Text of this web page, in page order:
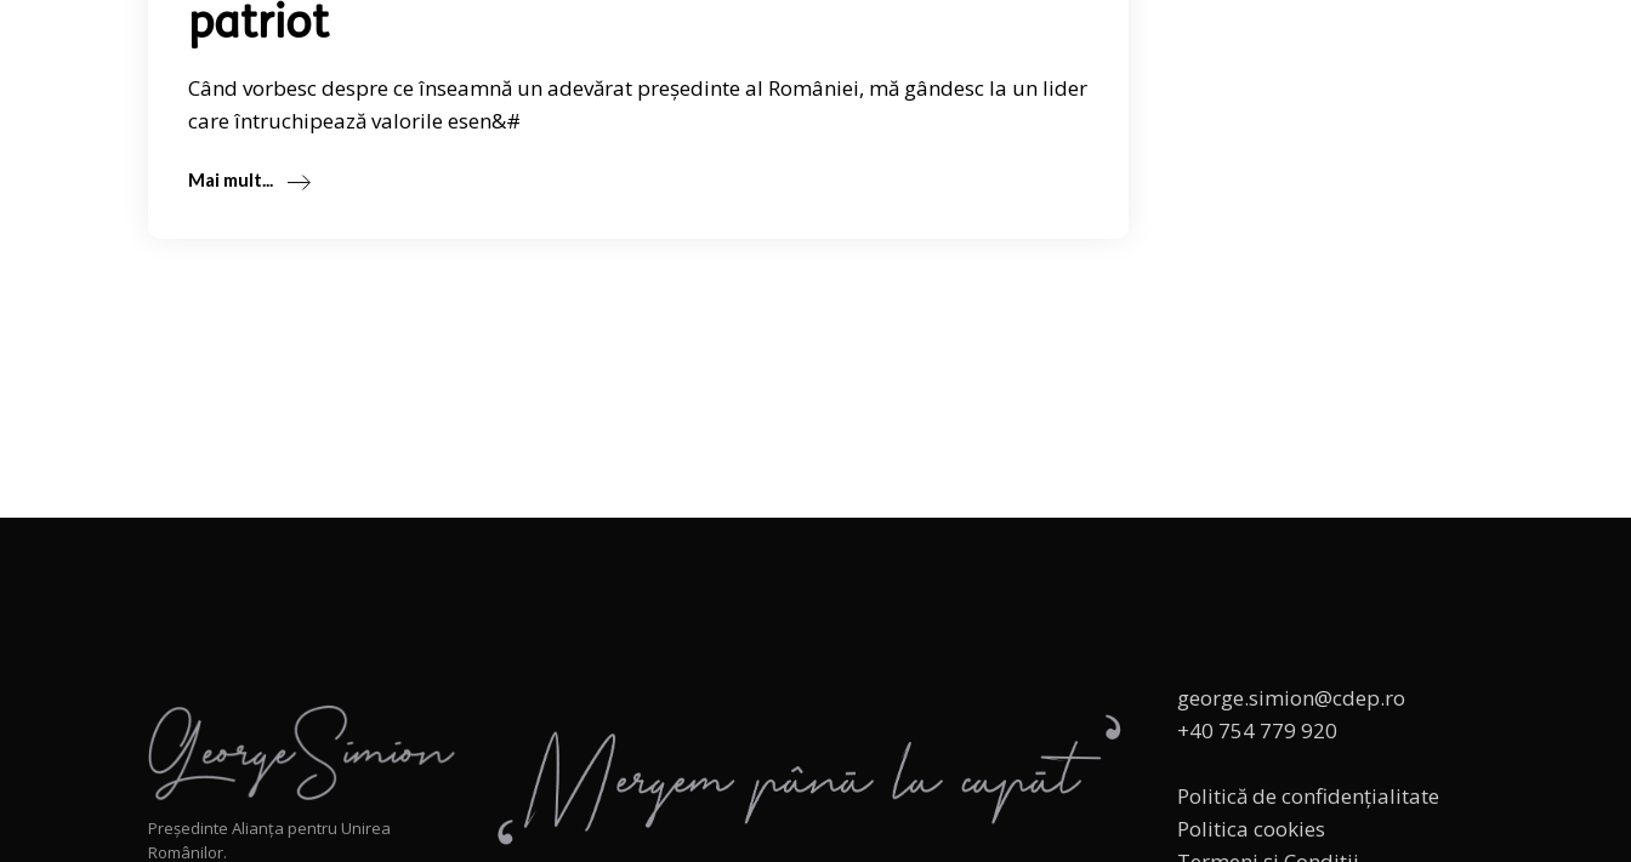
patriot
Când vorbesc despre ce înseamnă un adevărat președinte al României, mă gândesc la un lider
care întruchipează valorile esen&#
Mai mult...
Președinte Alianța pentru Unirea
Românilor.
george.simion@cdep.ro
+40 754 779 920
Politică de confidențialitate
Politica cookies